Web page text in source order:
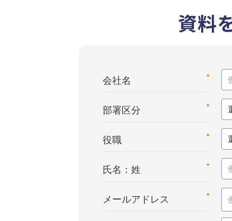
資料
*
会社名
*
部署区分
*
役職
*
氏名：姓
*
メールアドレス